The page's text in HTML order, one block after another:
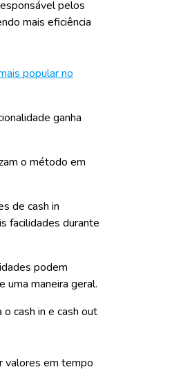
pelos
mais eficiência
popular no
ganha
o método em
de cash in
facilidades durante
podem
uma maneira geral.
cash in e cash out
valores em tempo